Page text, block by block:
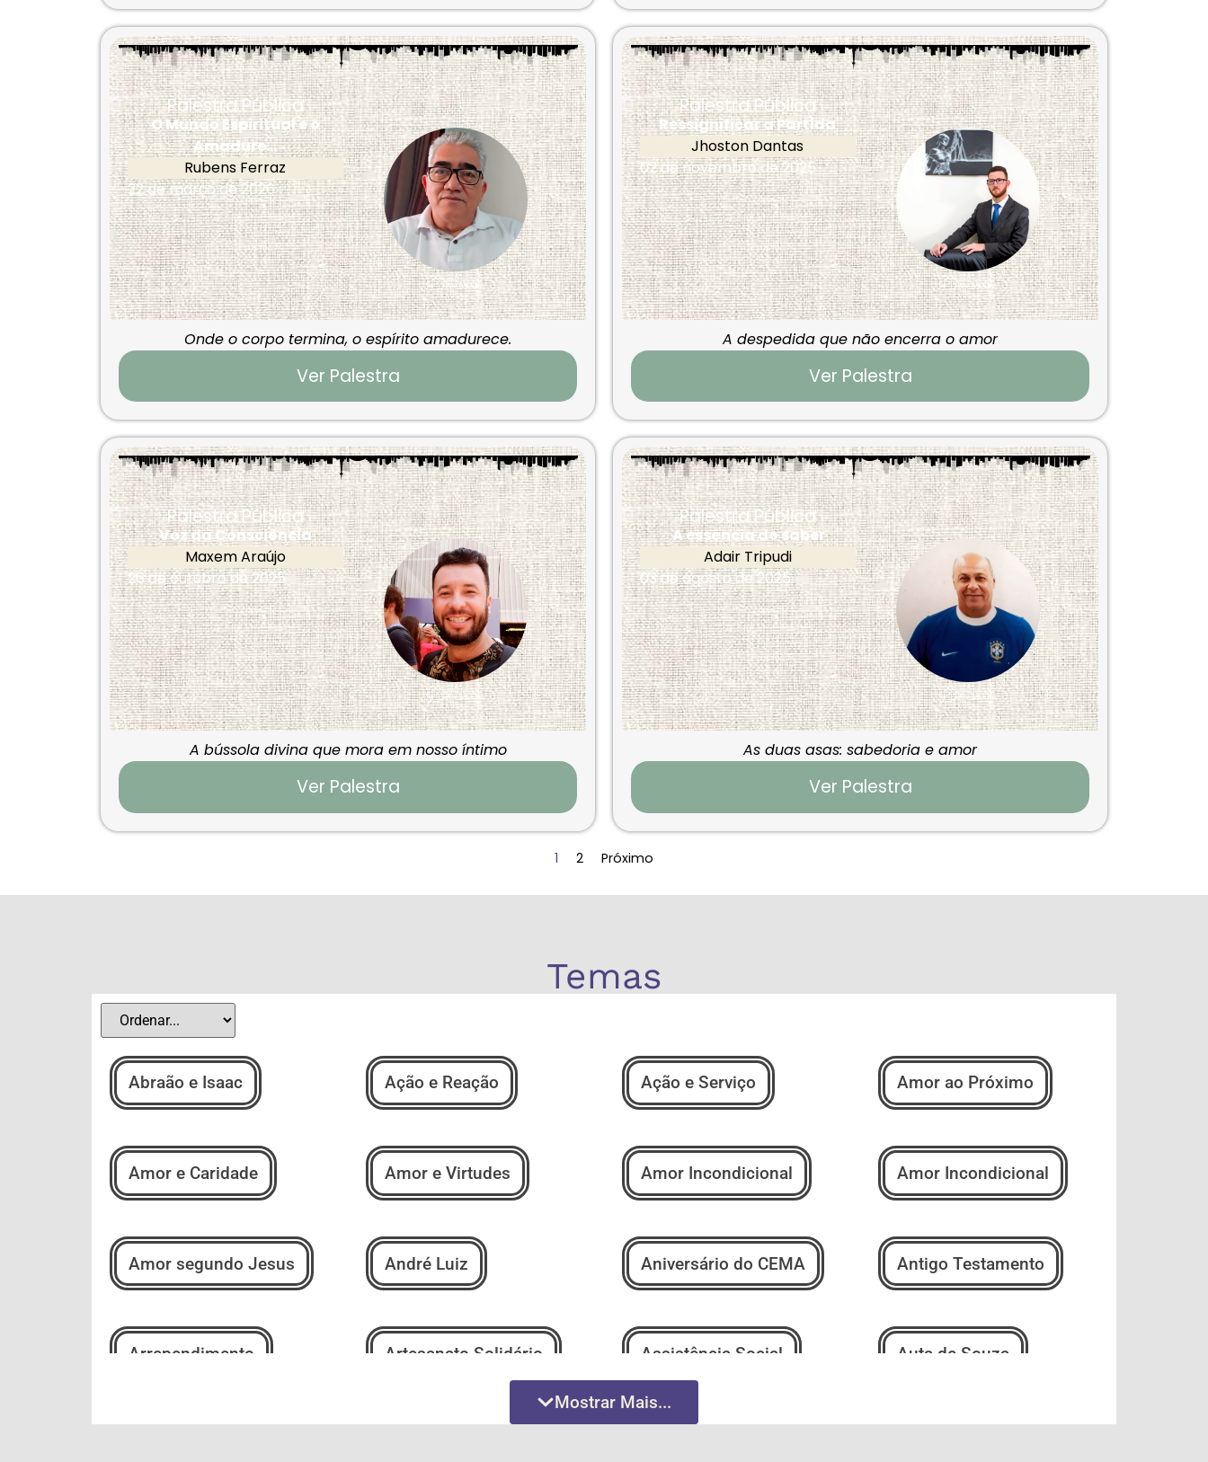
Palestra Pública
O Mundo Espiritual e o
Amadure...
Rubens Ferraz
22 de março de 2026
Onde o corpo termina, o espírito amadurece.
Ver Palestra
Palestra Pública
Ressignificar a Partida
Jhoston Dantas
02 de novembro de 2025
A despedida que não encerra o amor
Ver Palestra
Palestra Pública
Voz da Consciência
Maxem Araújo
26 de outubro de 2025
A bússola divina que mora em nosso íntimo
Ver Palestra
Palestra Pública
A essência do saber
Adair Tripudi
03 de agosto de 2025
As duas asas: sabedoria e amor
Ver Palestra
1 2 Próximo
Temas
Abraão e Isaac Ação e Reação Ação e Serviço Amor ao Próximo
Amor e Caridade Amor e Virtudes Amor Incondicional Amor Incondicional
Amor segundo Jesus André Luiz Aniversário do CEMA Antigo Testamento
Arrependimento Artesanato Solidário Assistência Social Auta de Souza
Mostrar Mais...